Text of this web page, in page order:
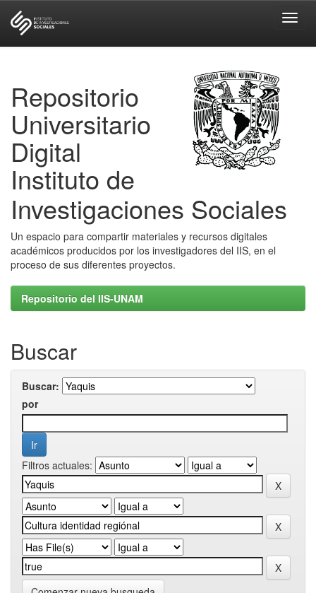
Repositorio
Universitario
Digital
Instituto de
Investigaciones Sociales
Un espacio para compartir materiales y recursos digitales
académicos producidos por los investigadores del IIS, en el
proceso de sus diferentes proyectos.
Repositorio del IIS-UNAM
Buscar
Buscar:
por
Filtros actuales: